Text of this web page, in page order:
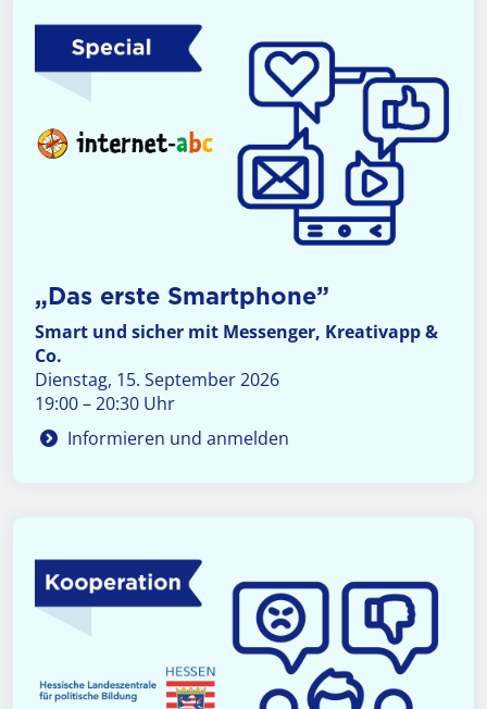
„Das erste Smartphone”
Smart und sicher mit Messenger, Kreativapp &
Co.
Dienstag, 15. September 2026
19:00 – 20:30 Uhr
Informieren und anmelden